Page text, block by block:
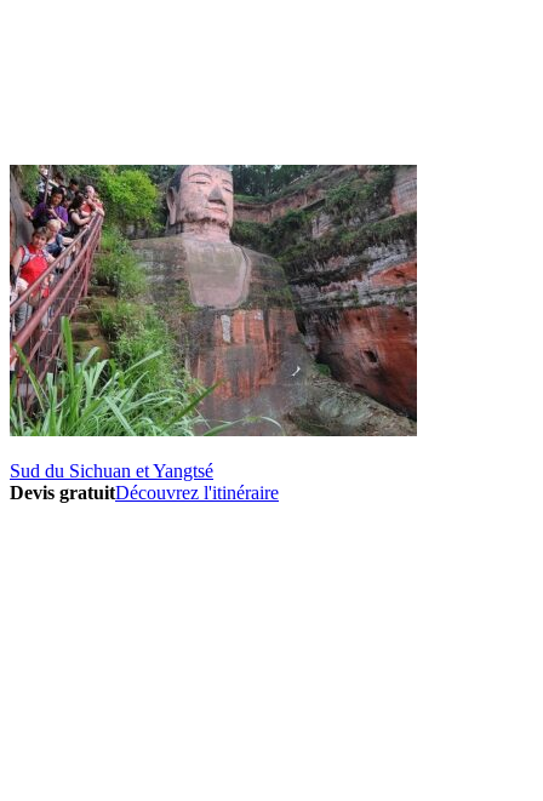
Sud du Sichuan et Yangtsé
Devis gratuitDécouvrez l'itinéraire